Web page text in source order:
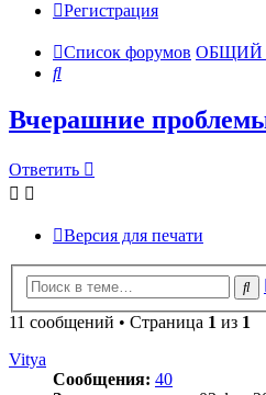
Регистрация
Список форумов ОБЩИЙ
Поиск
Вчерашние
Ответить
Версия для печати
11 сообщений • Страница 1 из 1
Vitya
Сообщения: 40